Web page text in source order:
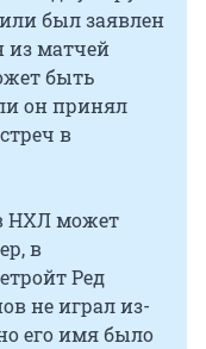
был заявлен
из матчей
быть
он принял
в
НХЛ может
в
Ред
не играл из-
его имя было